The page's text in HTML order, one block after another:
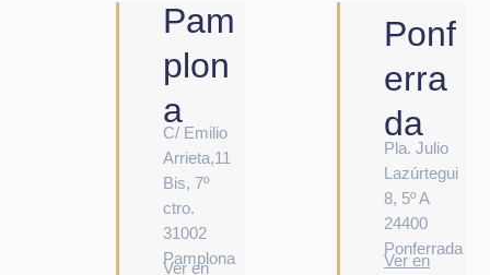
Pam
plon
a
C/ Emilio
Arrieta,11
Bis, 7º
ctro.
31002
Pamplona
Ver en
Ponf
erra
da
Pla. Julio
Lazúrtegui
8, 5º A
24400
Ponferrada
Ver en